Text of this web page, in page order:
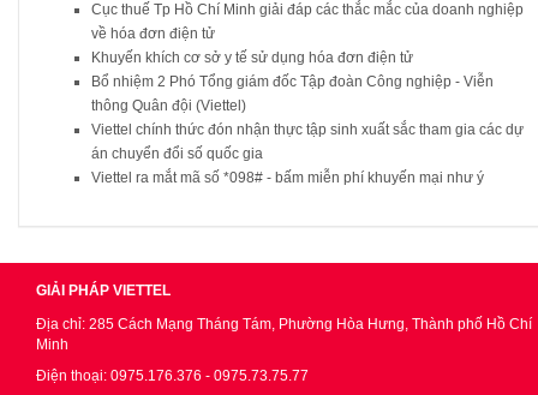
Cục thuế Tp Hồ Chí Minh giải đáp các thắc mắc của doanh nghiệp
về hóa đơn điện tử
Khuyến khích cơ sở y tế sử dụng hóa đơn điện tử
Bổ nhiệm 2 Phó Tổng giám đốc Tập đoàn Công nghiệp - Viễn
thông Quân đội (Viettel)
Viettel chính thức đón nhận thực tập sinh xuất sắc tham gia các dự
án chuyển đổi số quốc gia
Viettel ra mắt mã số *098# - bấm miễn phí khuyến mại như ý
GIẢI PHÁP VIETTEL
Địa chỉ: 285 Cách Mạng Tháng Tám, Phường Hòa Hưng, Thành phố Hồ Chí
Minh
Điện thoại: 0975.176.376 - 0975.73.75.77